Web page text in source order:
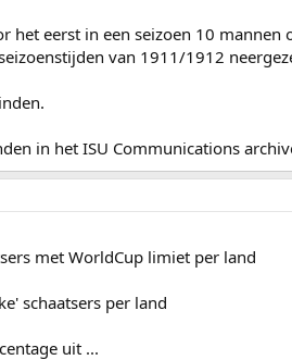
het eerst in een seizoen 10 mannen
van 1911/1912
in het ISU Communications
met WorldCup limiet per land
schaatsers per land
uit ...